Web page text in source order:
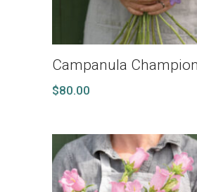
Campanula
$80.00